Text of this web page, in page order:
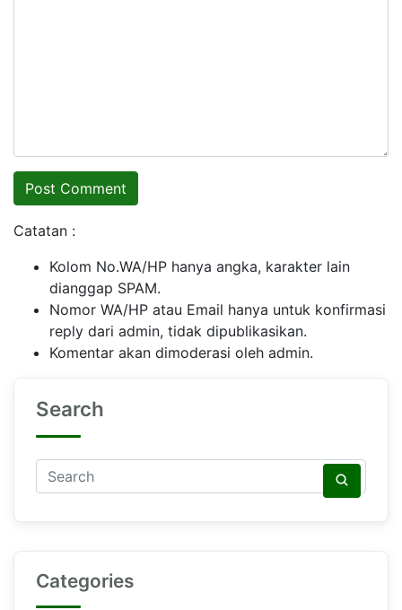
Catatan :
Kolom No.WA/HP hanya angka, karakter lain
dianggap SPAM.
Nomor WA/HP atau Email hanya untuk konfirmasi
reply dari admin, tidak dipublikasikan.
Komentar akan dimoderasi oleh admin.
Search
Categories